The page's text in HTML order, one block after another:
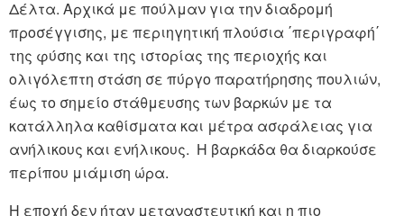
Δέλτα. Αρχικά με πούλμαν για την διαδρομή
προσέγγισης, με περιηγητική πλούσια ΄περιγραφή΄
της φύσης και της ιστορίας της περιοχής και
ολιγόλεπτη στάση σε πύργο παρατήρησης πουλιών,
έως το σημείο στάθμευσης των βαρκών με τα
κατάλληλα καθίσματα και μέτρα ασφάλειας για
ανήλικους και ενήλικους. Η βαρκάδα θα διαρκούσε
περίπου μιάμιση ώρα.
Η εποχή δεν ήταν μεταναστευτική και η πιο